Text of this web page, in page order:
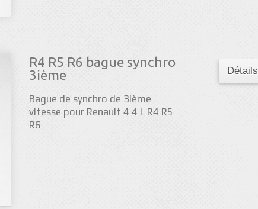
R4 R5 R6 bague synchro
3ième
Bague de synchro de 3ième
vitesse pour Renault 4 4 L R4 R5
R6
Détails